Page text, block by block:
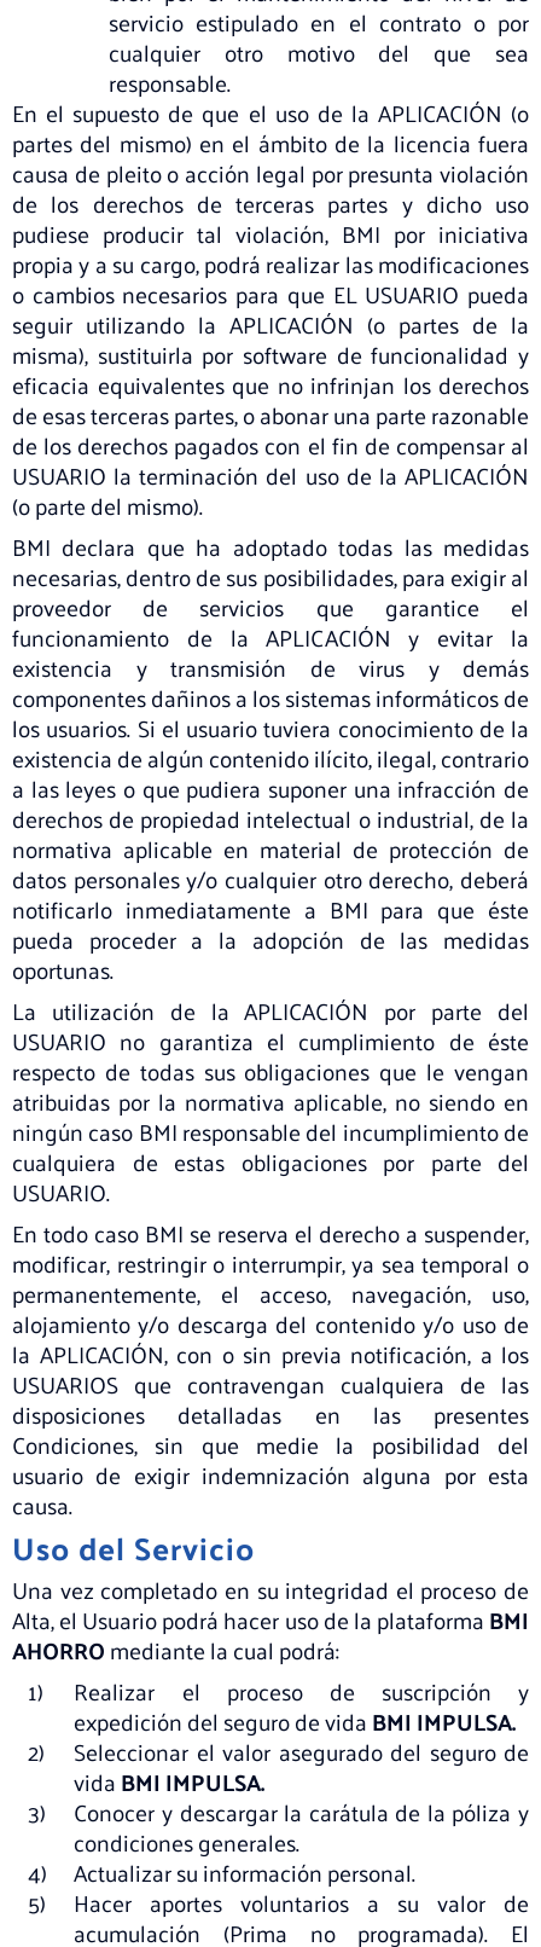
servicio estipulado en el contrato o por
cualquier otro motivo del que sea
responsable.
En el supuesto de que el uso de la APLICACIÓN (o
partes del mismo) en el ámbito de la licencia fuera
causa de pleito o acción legal por presunta violación
de los derechos de terceras partes y dicho uso
pudiese producir tal violación, BMI por iniciativa
propia y a su cargo, podrá realizar las modificaciones
o cambios necesarios para que EL USUARIO pueda
seguir utilizando la APLICACIÓN (o partes de la
misma), sustituirla por software de funcionalidad y
eficacia equivalentes que no infrinjan los derechos
de esas terceras partes, o abonar una parte razonable
de los derechos pagados con el fin de compensar al
USUARIO la terminación del uso de la APLICACIÓN
(o parte del mismo).
BMI declara que ha adoptado todas las medidas
necesarias, dentro de sus posibilidades, para exigir al
proveedor de servicios que garantice el
funcionamiento de la APLICACIÓN y evitar la
existencia y transmisión de virus y demás
componentes dañinos a los sistemas informáticos de
los usuarios. Si el usuario tuviera conocimiento de la
existencia de algún contenido ilícito, ilegal, contrario
a las leyes o que pudiera suponer una infracción de
derechos de propiedad intelectual o industrial, de la
normativa aplicable en material de protección de
datos personales y/o cualquier otro derecho, deberá
notificarlo inmediatamente a BMI para que éste
pueda proceder a la adopción de las medidas
oportunas.
La utilización de la APLICACIÓN por parte del
USUARIO no garantiza el cumplimiento de éste
respecto de todas sus obligaciones que le vengan
atribuidas por la normativa aplicable, no siendo en
ningún caso BMI responsable del incumplimiento de
cualquiera de estas obligaciones por parte del
USUARIO.
En todo caso BMI se reserva el derecho a suspender,
modificar, restringir o interrumpir, ya sea temporal o
permanentemente, el acceso, navegación, uso,
alojamiento y/o descarga del contenido y/o uso de
la APLICACIÓN, con o sin previa notificación, a los
USUARIOS que contravengan cualquiera de las
disposiciones detalladas en las presentes
Condiciones, sin que medie la posibilidad del
usuario de exigir indemnización alguna por esta
causa.
Uso del Servicio
Una vez completado en su integridad el proceso de
Alta, el Usuario podrá hacer uso de la plataformaBMI
AHORROmediante la cual podrá:
Realizar el proceso de suscripción y
expedición del seguro de vidaBMI IMPULSA.
Seleccionar el valor asegurado del seguro de
vidaBMI IMPULSA.
Conocer y descargar la carátula de la póliza y
condiciones generales.
Actualizar su información personal.
Hacer aportes voluntarios a su valor de
acumulación (Prima no programada). El